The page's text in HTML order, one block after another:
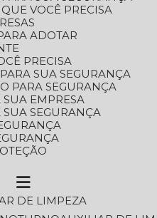
VOCÊ PRECISA
ADOTAR
PRECISA
SUA SEGURANÇA
PARA SEGURANÇA
SUA EMPRESA
SUA SEGURANÇA
DE LIMPEZA